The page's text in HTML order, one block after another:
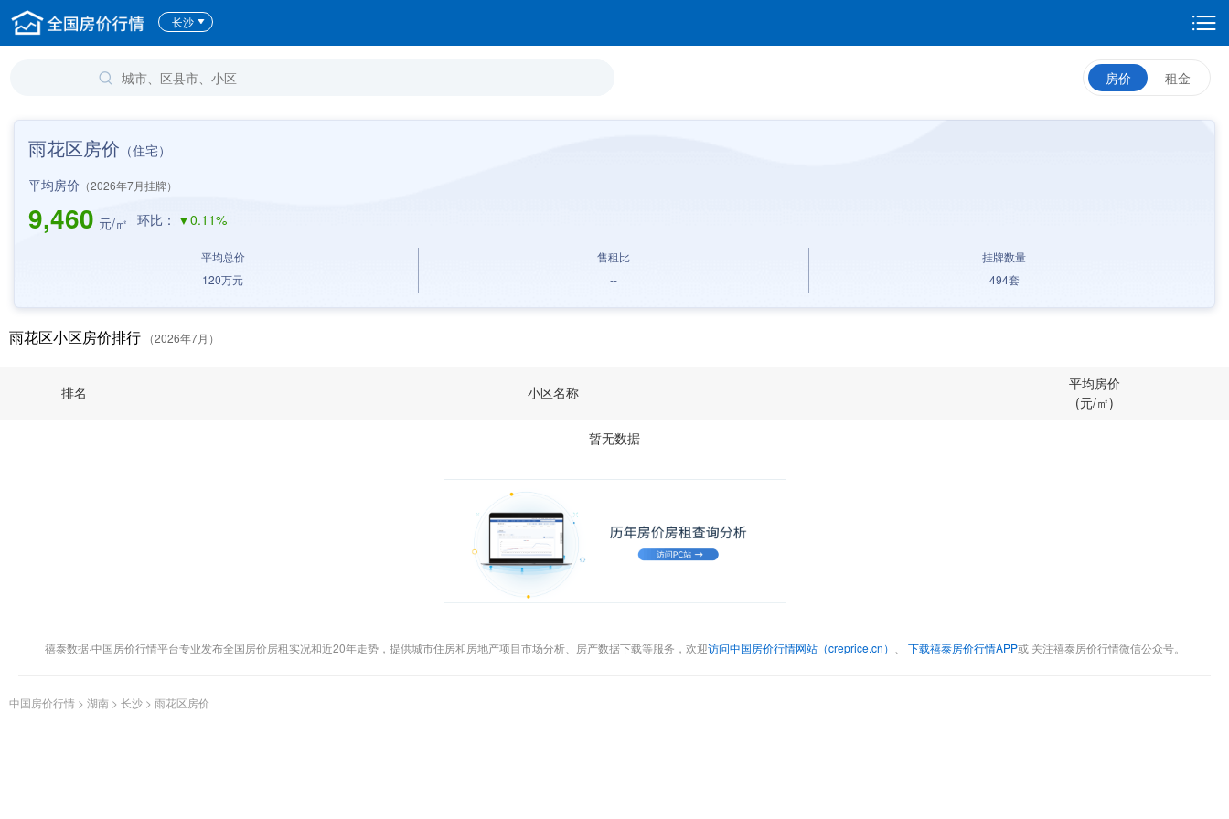
长沙
房价 租金
雨花区房价 （住宅）
平均房价 （2026年7月挂牌）
9,460 元/㎡ 环比： ▼0.11%
平均总价
120万元
售租比
--
挂牌数量
494套
雨花区小区房价排行 （2026年7月）
排名 小区名称
平均房价
(元/㎡)
暂无数据
禧泰数据·中国房价行情平台专业发布全国房价房租实况和近20年走势，提供城市住房和房地产项目市场分析、房产数据下载等服务，欢迎访问中国房价行情网站（creprice.cn） 下载禧泰房价行情APP或 关注禧泰房价行情微信公众号。
中国房价行情 > 湖南 > 长沙 > 雨花区房价